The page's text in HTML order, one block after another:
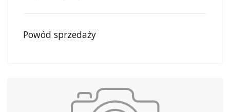
Powód sprzedaży